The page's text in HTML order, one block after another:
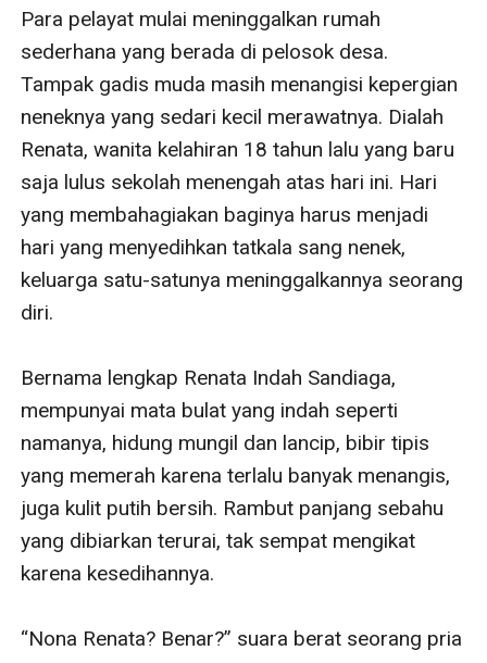
sang nenek, membuat Renata merasakan kebahagiaan
saat mempunyai segala yang dia inginkan, hidupnya
benar-benar berubah.
Hanya saja dia harus menerima kenyataan bahwa
ternyata Regan membuat perjanjian dengan Wijaya
tentang keinginannya menikahi kekasihnya, Safiza
setelah menikahi Renata.
Sejak itu, Renata hidup dalam rumah tangga bersama
Safiza sang madu yang dianggapnya kakak sendiri.
Renata tak tahu mau dibawa kemana pernikahannya?
menjalani mimpinya tanpa dia sadari bisa saja ada
perasaan asing yang merayapi hatinya.
Dapatkah Renata, sang gadis lugu yang berasal dari
pelosok desa itu mendapatkan kebahagiaan? Atau
haruskah dia merelakan kebahagiaannya untuk Regan
dan Safiza? Simak kisahnya ya yang pasti seru!
Para pelayat mulai meninggalkan rumah
sederhana yang berada di pelosok desa.
Tampak gadis muda masih menangisi kepergian
neneknya yang sedari kecil merawatnya. Dialah
Renata, wanita kelahiran 18 tahun lalu yang baru
saja lulus sekolah menengah atas hari ini. Hari
yang membahagiakan baginya harus menjadi
hari yang menyedihkan tatkala sang nenek,
keluarga satu-satunya meninggalkannya seorang
diri.
Bernama lengkap Renata Indah Sandiaga,
mempunyai mata bulat yang indah seperti
namanya, hidung mungil dan lancip, bibir tipis
yang memerah karena terlalu banyak menangis,
juga kulit putih bersih. Rambut panjang sebahu
yang dibiarkan terurai, tak sempat mengikat
karena kesedihannya.
“Nona Renata? Benar?” suara berat seorang pria